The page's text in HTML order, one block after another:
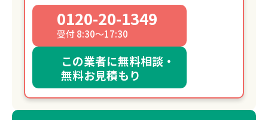
0120-20-1349
受付 8:30～17:30
この業者に無料相談・
無料お見積もり